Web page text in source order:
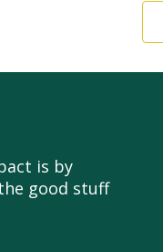
is by
good stuff